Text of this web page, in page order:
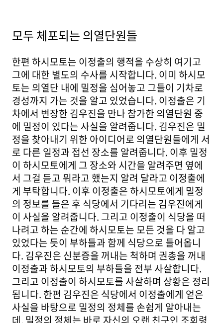
모두 체포되는 의열단원들
한편 하시모토는 이정출의 행적을 수상히 여기고
그에 대한 별도의 수사를 시작합니다. 이미 하시모
토는 의열단 내에 밀정을 심어놓고 그들이 기차로
경성까지 가는 것을 알고 있었습니다. 이정출은 기
차에서 변장한 김우진을 만나 참가한 의열단원 중
에 밀정이 있다는 사실을 알려줍니다. 김우진은 밀
정을 찾아내기 위한 아이디어로 의열단원들에게 서
로 다른 일정과 접선 장소를 알려줍니다. 이후 밀정
이 하시모토에게 그 장소와 시간을 알려주면 옆에
서 그걸 듣고 뭐라고 했는지 알려 달라고 이정출에
게 부탁합니다. 이후 이정출은 하시모토에게 밀정
의 정보를 들은 후 식당에서 기다리는 김우진에게
이 사실을 알려줍니다. 그리고 이정출이 식당을 떠
나려고 하는 순간에 하시모토는 모든 것을 다 알고
있었다는 듯이 부하들과 함께 식당으로 들어옵니
다. 김우진은 신분증을 꺼내는 척하며 권총을 꺼내
이정출과 하시모토의 부하들을 전부 사살합니다.
그리고 이정출이 하시모토를 사살하며 상황은 정리
됩니다. 한편 김우진은 식당에서 이정출에게 얻은
사실을 바탕으로 밀정의 정체를 손쉽게 알아내는
데, 밀정의 정체는 바로 자신의 오랜 친구인 조회령